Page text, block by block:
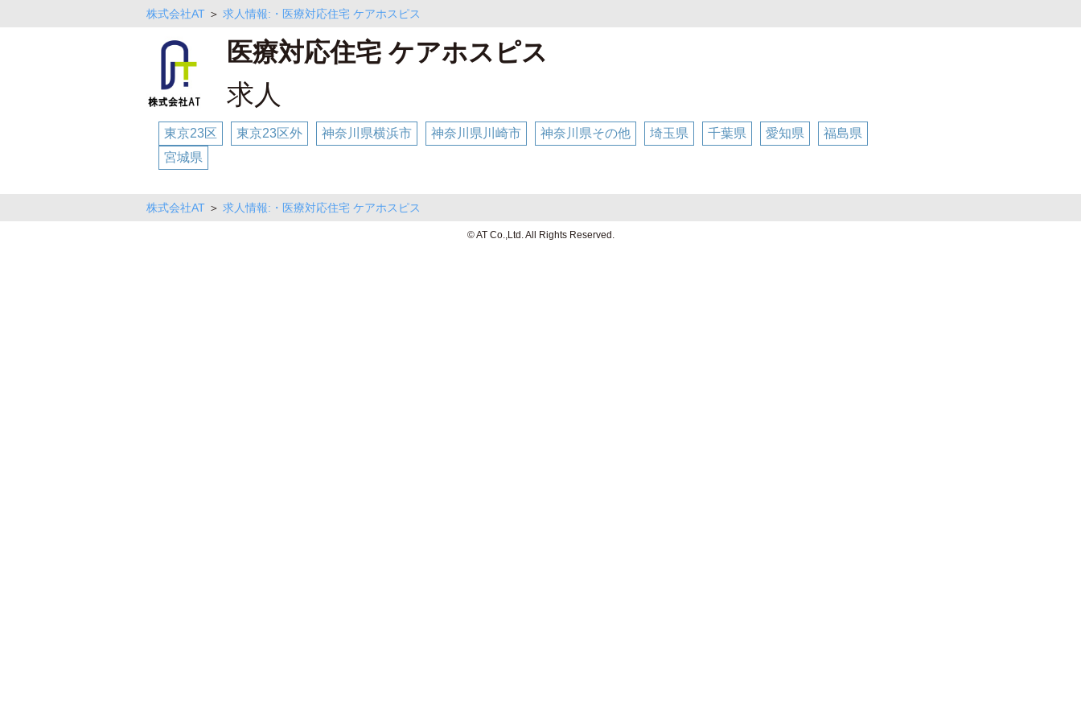
株式会社AT ＞ 求人情報:・医療対応住宅 ケアホスピス
医療対応住宅 ケアホスピス
求人
東京23区 東京23区外 神奈川県横浜市 神奈川県川崎市 神奈川県その他 埼玉県 千葉県 愛知県
福島県
宮城県
株式会社AT ＞ 求人情報:・医療対応住宅 ケアホスピス
© AT Co.,Ltd. All Rights Reserved.